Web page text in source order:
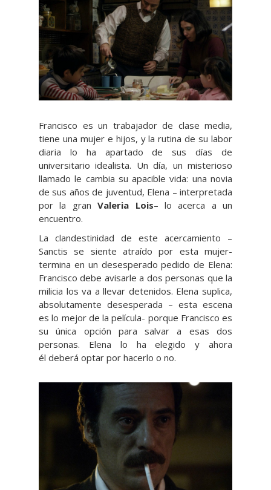
Francisco es un trabajador de clase media,
tiene una mujer e hijos, y la rutina de su labor
diaria lo ha apartado de sus días de
universitario idealista. Un día, un misterioso
llamado le cambia su apacible vida: una novia
de sus años de juventud, Elena – interpretada
por la granValeria Lois– lo acerca a un
encuentro.
La clandestinidad de este acercamiento –
Sanctis se siente atraído por esta mujer-
termina en un desesperado pedido de Elena:
Francisco debe avisarle a dos personas que la
milicia los va a llevar detenidos. Elena suplica,
absolutamente desesperada – esta escena
es lo mejor de la película- porque Francisco es
su única opción para salvar a esas dos
personas. Elena lo ha elegido y ahora
él deberá optar por hacerlo o no.